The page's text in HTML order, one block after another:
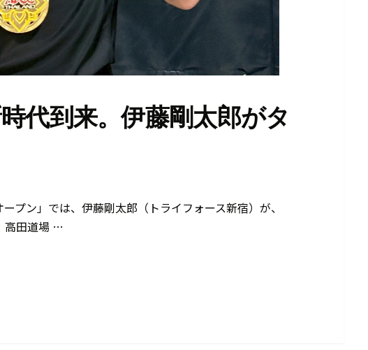
代到来。伊藤剛太郎がタ
プン」では、伊藤剛太郎（トライフォース新宿）が、
高田道場 …